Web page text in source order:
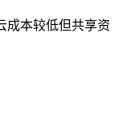
成本较低但共享资